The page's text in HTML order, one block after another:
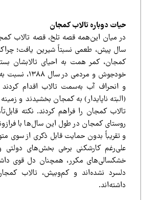
حیات دوباره تالاب کمجان
سال پیش، طعمی نسبتاً شیرین یافت؛
کمجان، کمر همت به احیای تالابشان
خودجوش و مردمی
و انحراف آب به‌سمت تالاب اقدام کردند
(البته ناپایدار) به کمجان بخشیدند و
تالاب کمجان را فراهم کردند. نکته
روستای کمجان در طول این سال‌ها با
و تقریباً بدون حمایت قابل ذکری از سوی
علی‌رغم کارشکنی برخی بخش‌های دولتی
خشکسالی‌های مکرر، همچنان دل قوی
دلسرد نشده‌اند و کم‌وبیش، تالاب
داشته‌اند.